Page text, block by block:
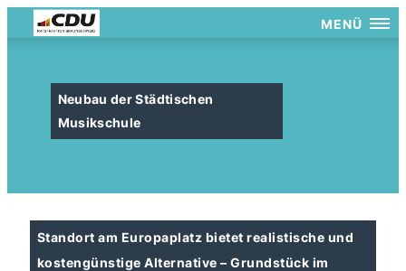
MENÜ
Neubau der Städtischen
Musikschule
Standort am Europaplatz bietet realistische und
kostengünstige Alternative – Grundstück im